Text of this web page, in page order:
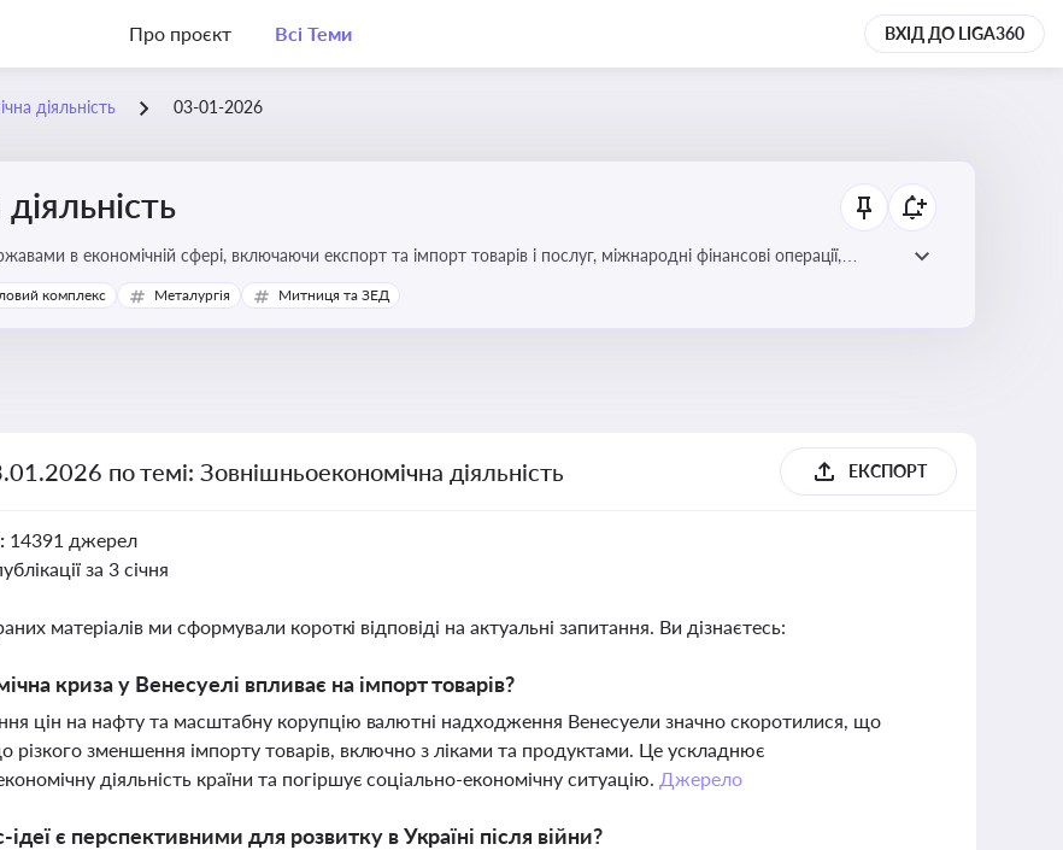
Про проєкт Всі Теми ВХІД ДО LIGA360
діяльність 03-01-2026
в економічній сфері, включаючи експорт та імпорт товарів і послуг, міжнародні фінансові операції,
комплекс Металургія Митниця та ЗЕД
по темі: Зовнішньоекономічна діяльність ЕКСПОРТ
14391 джерел
за 3 січня
матеріалів ми сформували короткі відповіді на актуальні запитання. Ви дізнаєтесь:
криза у Венесуелі впливає на імпорт товарів?
цін на нафту та масштабну корупцію валютні надходження Венесуели значно скоротилися, що
різкого зменшення імпорту товарів, включно з ліками та продуктами. Це ускладнює
діяльність країни та погіршує соціально-економічну ситуацію. Джерело
ідеї є перспективними для розвитку в Україні після війни?